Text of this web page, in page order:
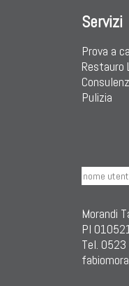
Servizi
Prova a
Restauro
Pulizia
Morandi
PI
Tel.